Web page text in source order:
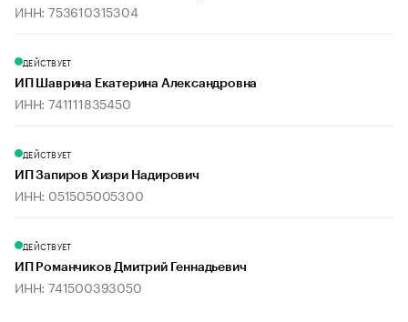
ИНН: 753610315304
ДЕЙСТВУЕТ
ИП Шаврина Екатерина Александровна
ИНН: 741111835450
ДЕЙСТВУЕТ
ИП Запиров Хизри Надирович
ИНН: 051505005300
ДЕЙСТВУЕТ
ИП Романчиков Дмитрий Геннадьевич
ИНН: 741500393050